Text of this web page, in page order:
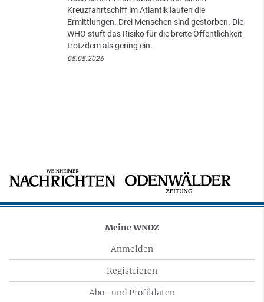
Kreuzfahrtschiff im Atlantik laufen die
Ermittlungen. Drei Menschen sind gestorben. Die
WHO stuft das Risiko für die breite Öffentlichkeit
trotzdem als gering ein.
05.05.2026
Meine WNOZ
Anmelden
Registrieren
Abo- und Profildaten